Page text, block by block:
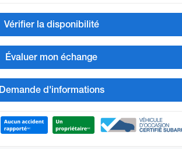
Vérifier la disponibilité
Évaluer mon échange
Demande d'informations